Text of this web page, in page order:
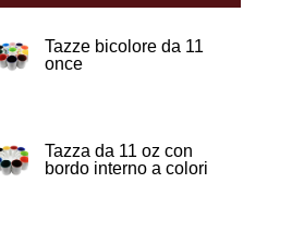
Tazze bicolore da 11
once
Tazza da 11 oz con
bordo interno a colori